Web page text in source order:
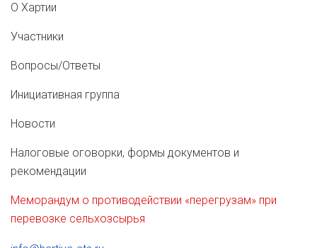
О Хартии
Участники
Вопросы/Ответы
Инициативная группа
Новости
Налоговые оговорки, формы документов и
рекомендации
Меморандум о противодействии «перегрузам» при
перевозке сельхозсырья